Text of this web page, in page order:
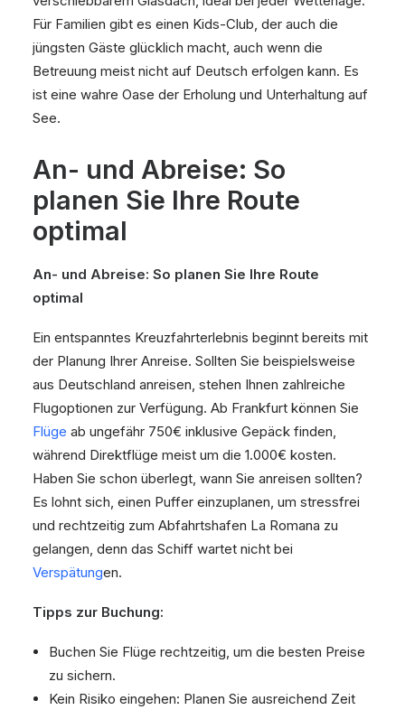
Für Familien gibt es einen Kids-Club, der auch die
jüngsten Gäste glücklich macht, auch wenn die
Betreuung meist nicht auf Deutsch erfolgen kann. Es
ist eine wahre Oase der Erholung und Unterhaltung auf
See.
An- und Abreise: So
planen Sie Ihre Route
optimal
An- und Abreise: So planen Sie Ihre Route
optimal
Ein entspanntes Kreuzfahrterlebnis beginnt bereits mit
der Planung Ihrer Anreise. Sollten Sie beispielsweise
aus Deutschland anreisen, stehen Ihnen zahlreiche
Flugoptionen zur Verfügung. Ab Frankfurt können Sie
Flüge ab ungefähr 750€ inklusive Gepäck finden,
während Direktflüge meist um die 1.000€ kosten.
Haben Sie schon überlegt, wann Sie anreisen sollten?
Es lohnt sich, einen Puffer einzuplanen, um stressfrei
und rechtzeitig zum Abfahrtshafen La Romana zu
gelangen, denn das Schiff wartet nicht bei
Verspätungen.
Tipps zur Buchung:
Buchen Sie Flüge rechtzeitig, um die besten Preise
zu sichern.
Kein Risiko eingehen: Planen Sie ausreichend Zeit